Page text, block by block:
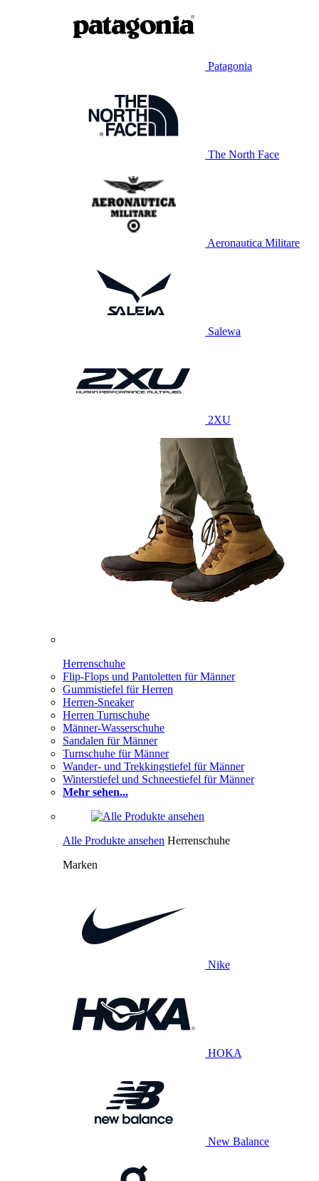
Patagonia
The North Face
Aeronautica Militare
Salewa
2XU
Herrenschuhe
Flip-Flops und Pantoletten für Männer
Gummistiefel für Herren
Herren-Sneaker
Herren Turnschuhe
Männer-Wasserschuhe
Sandalen für Männer
Turnschuhe für Männer
Wander- und Trekkingstiefel für Männer
Winterstiefel und Schneestiefel für Männer
Mehr sehen...
Alle Produkte ansehen Herrenschuhe
Marken
Nike
HOKA
New Balance